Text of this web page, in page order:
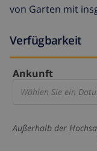
von Garten mit
Verfügbarkeit
Ankunft
Wählen Sie ein
Außerhalb der